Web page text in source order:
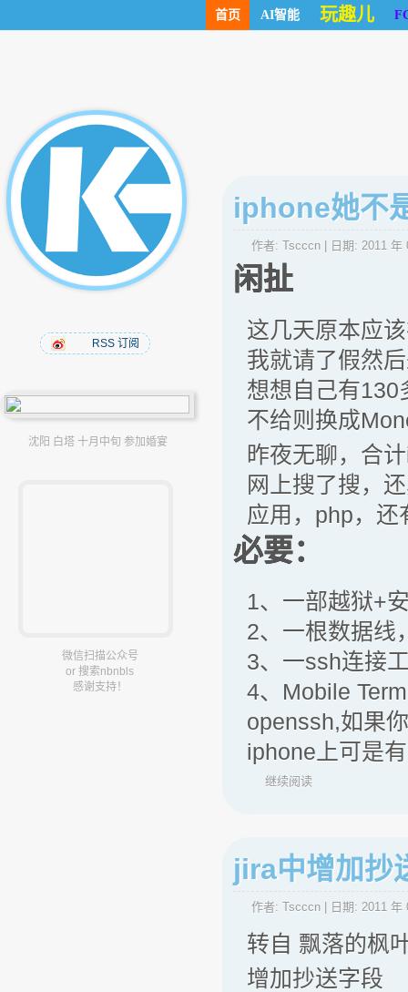
首页 AI智能 玩趣儿
RSS 订阅
沈阳 白塔 十月中旬 参加婚宴
微信扫描公众号
or 搜索nbnbls
感谢支持！
iphone她不
作者: Tscccn | 日期: 2011 年
闲扯
这几天原本应
我就请了假然
想想自己有130
不给则换成
昨夜无聊，合
网上搜了搜，
应用，php，
必要：
1、一部越狱+
2、一根数据线
3、一ssh连接
4、Mobile
openssh,如果
iphone上可是
继续阅读
jira中增加抄
作者: Tscccn | 日期: 2011 年
转自 飘落的枫
增加抄送字段